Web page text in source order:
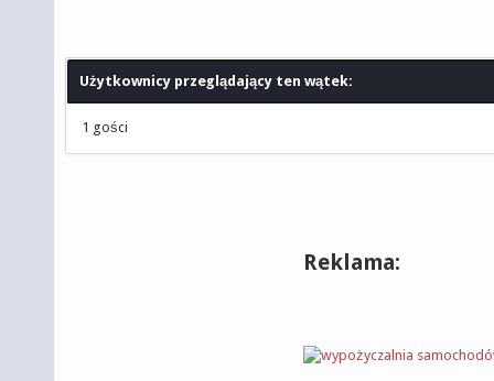
Użytkownicy przeglądający ten wątek:
1 gości
Reklama: